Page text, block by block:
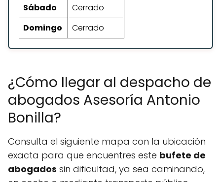
Sábado
Cerrado
Domingo
Cerrado
¿Cómo llegar al despacho de
abogados Asesoría Antonio
Bonilla?
Consulta el siguiente mapa con la ubicación
exacta para que encuentres este bufete de
abogados sin dificultad, ya sea caminando,